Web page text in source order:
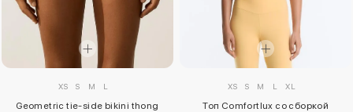
XS S M L
Geometric tie-side bikini thong
XS S M L XL
Топ Comfortlux со сборкой